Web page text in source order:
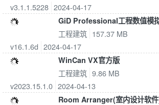
v3.1.1.5228 2024-04-17
GiD Professional工程数值模
工程建筑 157.37 MB
v16.1.6d 2024-04-17
WinCan VX官方版
工程建筑 9.86 MB
v2023.15.1.0 2024-04-13
Room Arranger(室内设计软